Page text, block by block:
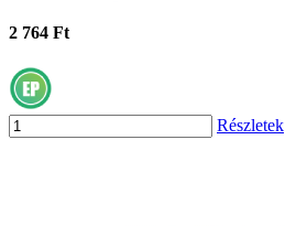
2 764 Ft
Részletek